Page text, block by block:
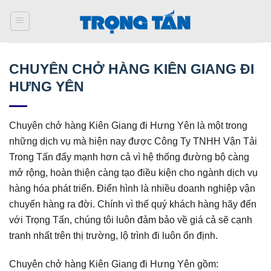
qua
CHUYÊN CHỞ HÀNG KIÊN GIANG ĐI
HƯNG YÊN
Chuyên chở hàng Kiên Giang đi Hưng Yên là một trong
những dịch vụ mà hiện nay được Công Ty TNHH Vận Tải
Trong Tấn đẩy mạnh hơn cả vì hệ thống đường bộ càng
mở rộng, hoàn thiện càng tạo điều kiện cho ngành dịch vụ
hàng hóa phát triển. Điển hình là nhiều doanh nghiệp vận
chuyển hàng ra đời. Chính vì thế quý khách hàng hãy đến
với Trọng Tấn, chúng tôi luôn đảm bảo về giá cả sẽ cạnh
tranh nhất trên thị trường, lộ trình đi luôn ổn định.
Chuyên chở hàng Kiên Giang đi Hưng Yên gồm: